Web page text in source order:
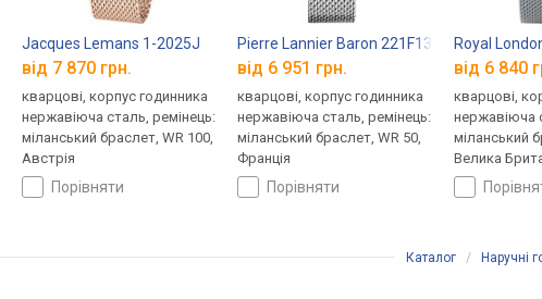
Jacques Lemans 1-2025J
від 7 870 грн.
кварцові, корпус годинника
нержавіюча сталь, ремінець:
міланський браслет, WR 100,
Австрія
порівняти
Pierre Lannier Baron 221F131
від 6 951 грн.
кварцові, корпус годинника
нержавіюча сталь, ремінець:
міланський браслет, WR 50,
Франція
порівняти
Royal
від 6 840
кварцові,
нержавіюча
міланський
Велика
Каталог / Наручні